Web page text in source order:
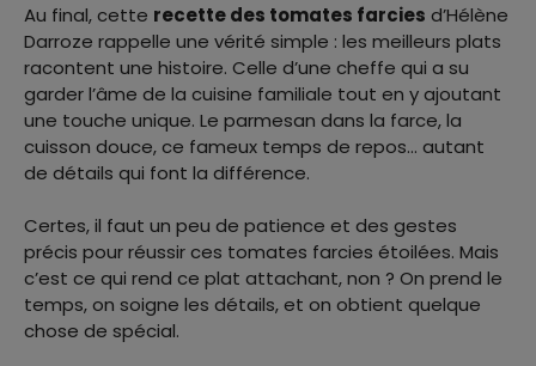
Au final, cette recette des tomates farcies d’Hélène
Darroze rappelle une vérité simple : les meilleurs plats
racontent une histoire. Celle d’une cheffe qui a su
garder l’âme de la cuisine familiale tout en y ajoutant
une touche unique. Le parmesan dans la farce, la
cuisson douce, ce fameux temps de repos… autant
de détails qui font la différence.
Certes, il faut un peu de patience et des gestes
précis pour réussir ces tomates farcies étoilées. Mais
c’est ce qui rend ce plat attachant, non ? On prend le
temps, on soigne les détails, et on obtient quelque
chose de spécial.